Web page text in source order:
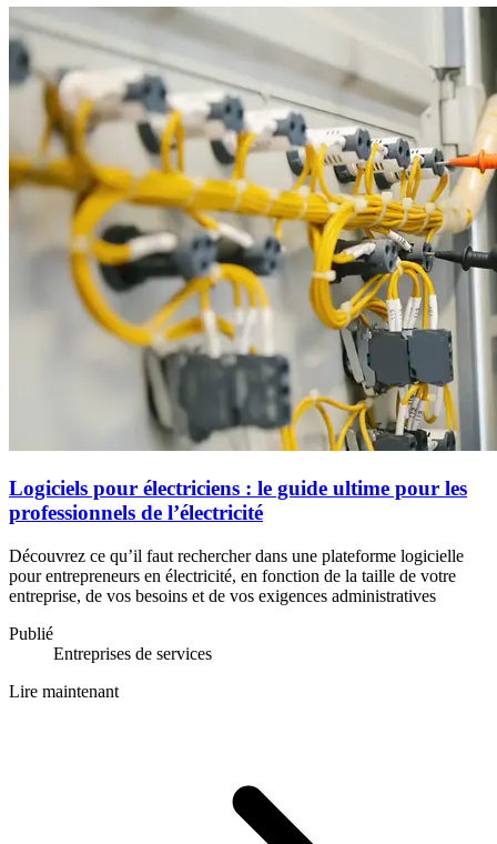
Logiciels pour électriciens : le guide ultime pour les
professionnels de l’électricité
Découvrez ce qu’il faut rechercher dans une plateforme logicielle
pour entrepreneurs en électricité, en fonction de la taille de votre
entreprise, de vos besoins et de vos exigences administratives
Publié
Entreprises de services
Lire maintenant